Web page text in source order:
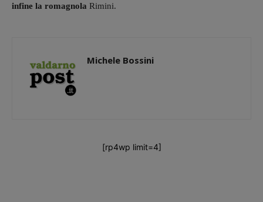
infine la romagnola Rimini.
Michele Bossini
[rp4wp limit=4]